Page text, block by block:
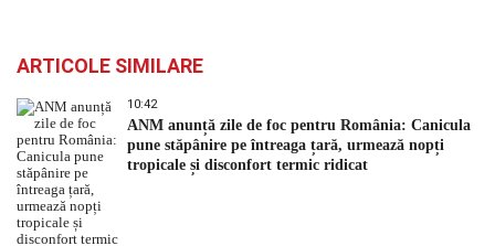
ARTICOLE SIMILARE
10:42
ANM anunță zile de foc pentru România: Canicula
pune stăpânire pe întreaga țară, urmează nopți
tropicale și disconfort termic ridicat